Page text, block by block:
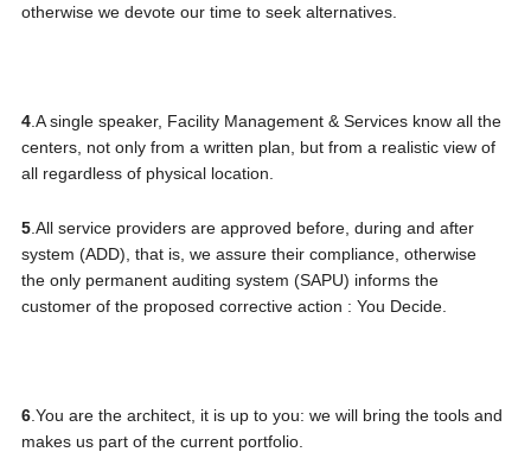
otherwise we devote our time to seek alternatives.
4.A single speaker, Facility Management & Services know all the
centers, not only from a written plan, but from a realistic view of
all regardless of physical location.
5.All service providers are approved before, during and after
system (ADD), that is, we assure their compliance, otherwise
the only permanent auditing system (SAPU) informs the
customer of the proposed corrective action : You Decide.
6.You are the architect, it is up to you: we will bring the tools and
makes us part of the current portfolio.